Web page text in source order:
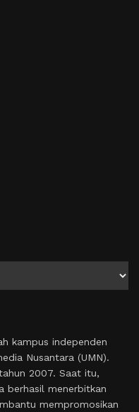
kampus independen
Nusantara (UMN).
2007. Saat itu,
berhasil menerbitkan
mempromosikan